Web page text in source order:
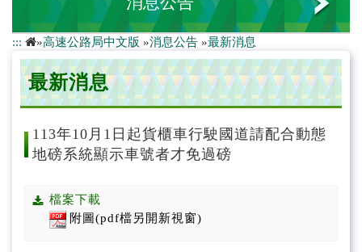
最新消息
新聞稿
道路封閉資訊
活動快遞
公告/公文附件
招標資訊
::: »高速公路局中文版 »消息公告 »最新消息
最新消息
113年10月1日起貨櫃車行駛國道請配合動態
地磅系統顯示車號者才免過磅
檔案下載
附圖(pdf檔另開新視窗)